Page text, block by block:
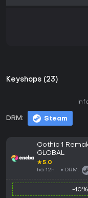
Keyshops (23)
DRM: Steam
Gothic 1
GLOBAL
★5.0
há 12h DRM:
-